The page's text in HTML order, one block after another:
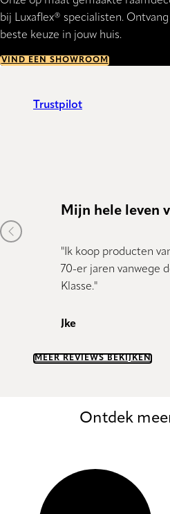
bij Luxaflex® specialisten.
beste keuze in jouw huis.
VIND EEN SHOWROOM
Trustpilot
Mijn hele leven
"Ik koop producten
70-er jaren vanwege
Klasse."
Jke
MEER REVIEWS BEKIJKEN
Previous item
Ontdek